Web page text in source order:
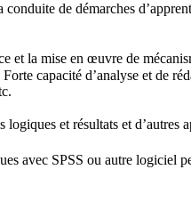
de démarches
et la mise en œuvre de
capacité d’analyse et de
et résultats et
avec SPSS ou autre logiciel